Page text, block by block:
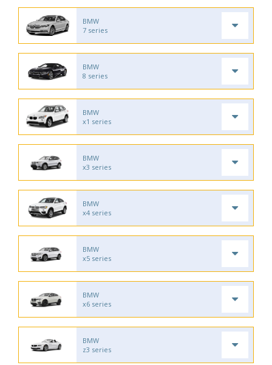
BMW
7 series
BMW
8 series
BMW
x1 series
BMW
x3 series
BMW
x4 series
BMW
x5 series
BMW
x6 series
BMW
z3 series